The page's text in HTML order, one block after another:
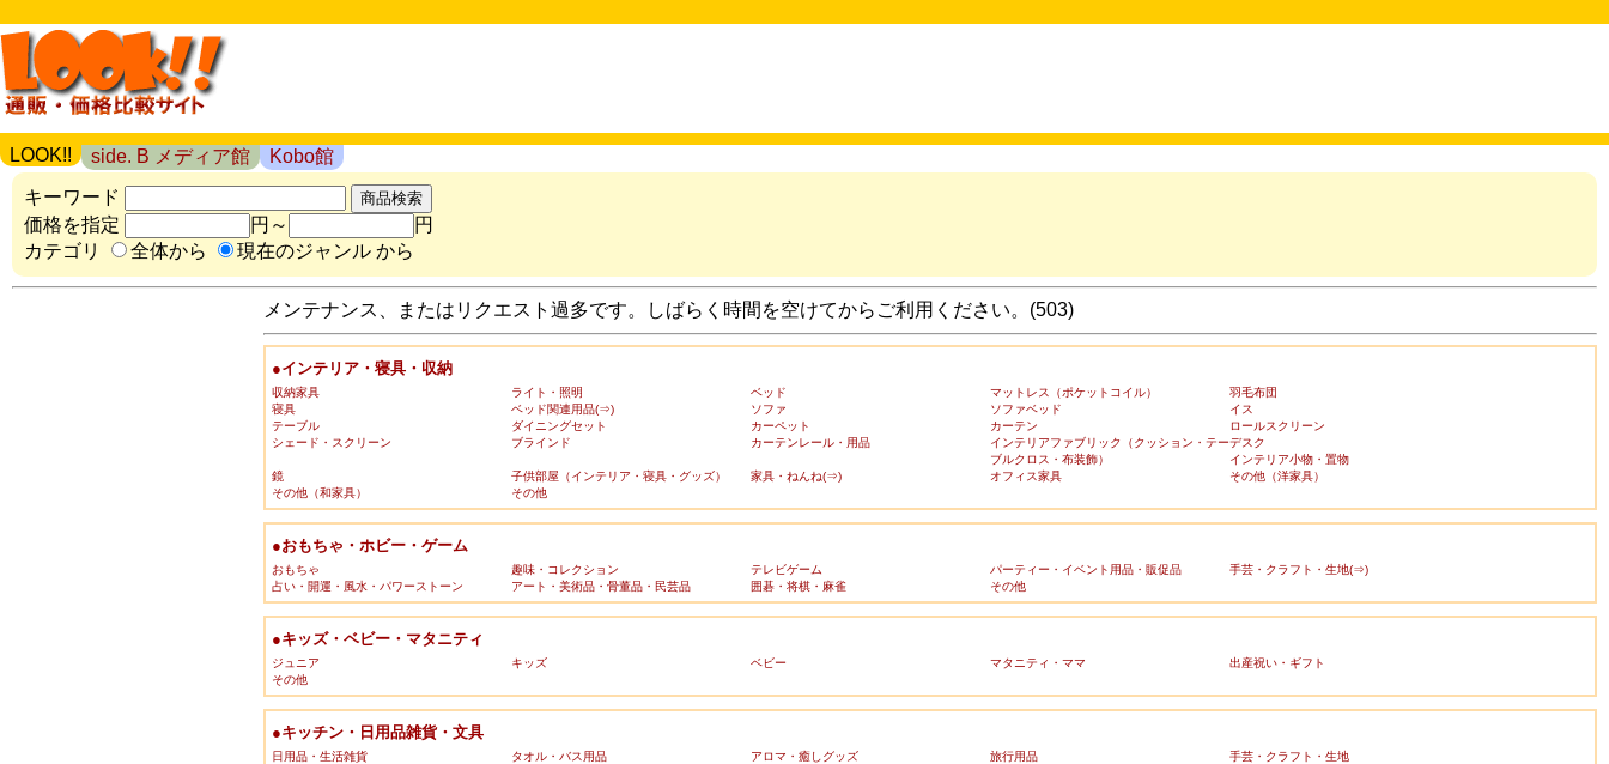
LOOK!! side. B メディア館
Kobo館
キーワード
価格を指定
円～
円
カテゴリ
全体から 現在のジャンル から
メンテナンス、またはリクエスト過多です。しばらく時間を空けてからご利用ください。(503)
●インテリア・寝具・収納
収納家具 ライト・照明 ベッド マットレス（ポケットコイル）
羽毛布団
寝具
ベッド関連用品(⇒) ソファ ソファベッド
イス
テーブル
ダイニングセット カーペット カーテン
ロールスクリーン
シェード・スクリーン
ブラインド カーテンレール・用品
インテリアファブリック（クッション・テー
ブルクロス・布装飾）
デスク
インテリア小物・置物
鏡
子供部屋（インテリア・寝具・グッズ） 家具・ねんね(⇒) オフィス家具
その他（洋家具）
その他（和家具）
その他
●おもちゃ・ホビー・ゲーム
おもちゃ 趣味・コレクション テレビゲーム パーティー・イベント用品・販促品
手芸・クラフト・生地(⇒)
占い・開運・風水・パワーストーン
アート・美術品・骨董品・民芸品 囲碁・将棋・麻雀 その他
●キッズ・ベビー・マタニティ
ジュニア キッズ ベビー マタニティ・ママ
出産祝い・ギフト
その他
●キッチン・日用品雑貨・文具
日用品・生活雑貨 タオル・バス用品 アロマ・癒しグッズ 旅行用品
手芸・クラフト・生地